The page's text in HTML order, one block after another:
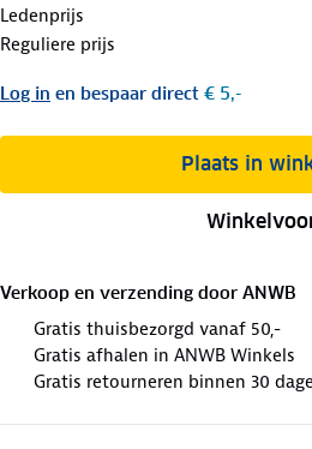
Ledenprijs
Reguliere prijs
Log in en bespaar direct € 5,-
Plaats in
Verkoop en verzending door ANWB
Gratis thuisbezorgd vanaf 50,-
Gratis afhalen in ANWB Winkels
Gratis retourneren binnen 30